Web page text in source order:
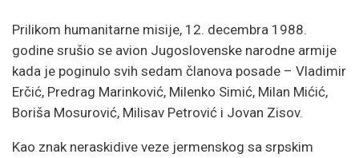
Prilikom humanitarne misije, 12. decembra 1988.
godine srušio se avion Jugoslovenske narodne armije
kada je poginulo svih sedam članova posade – Vladimir
Erčić, Predrag Marinković, Milenko Simić, Milan Mićić,
Boriša Mosurović, Milisav Petrović i Jovan Zisov.
Kao znak neraskidive veze jermenskog sa srpskim